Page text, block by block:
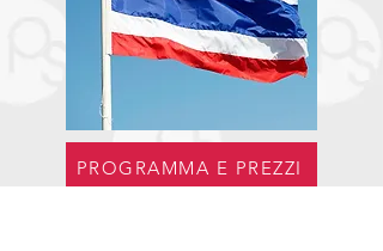
PROGRAMMA E PREZZI